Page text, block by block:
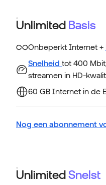
Unlimited Basis
Onbeperkt Internet +
Snelheid tot 400
streamen in HD-
60 GB Internet in de
Nog een abonnement
UnlimitedSnelst